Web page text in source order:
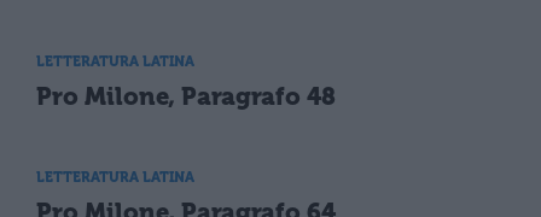
LETTERATURA LATINA
Pro Milone, Paragrafo 48
LETTERATURA LATINA